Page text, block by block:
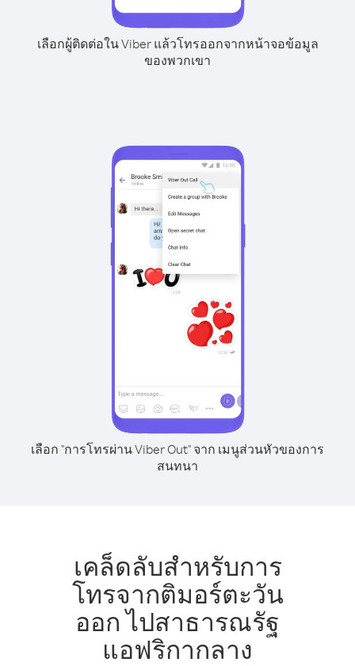
เลือกผู้ติดต่อใน Viber แล้วโทรออกจากหน้าจอข้อมูล
ของพวกเขา
เลือก "การโทรผ่าน Viber Out" จาก เมนูส่วนหัวของการ
สนทนา
เคล็ดลับสำหรับการ
โทรจากติมอร์ตะวัน
ออก ไปสาธารณรัฐ
แอฟริกากลาง